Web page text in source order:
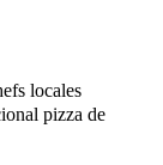
locales
pizza de